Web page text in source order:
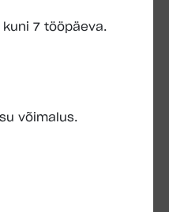
kuni 7 tööpäeva.
võimalus.